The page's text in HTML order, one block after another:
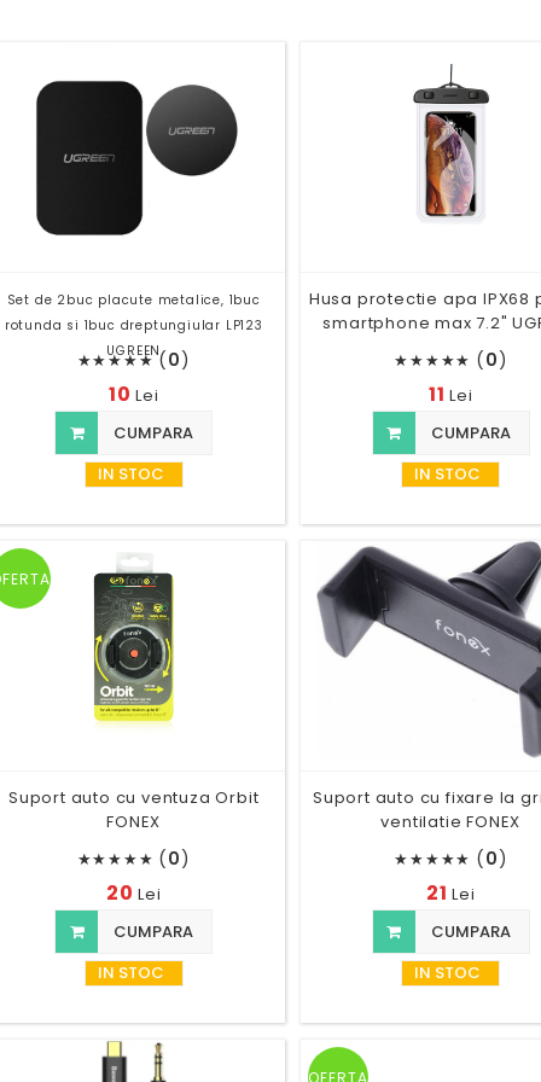
Set de 2buc placute metalice, 1buc
rotunda si 1buc dreptungiular LP123
UGREEN
★★★★★ (0)
10Lei
CUMPARA
IN STOC
Husa protectie apa IPX68
smartphone max 7.2"
★★★★★ (0)
11Lei
CUMPARA
IN STOC
Suport auto cu ventuza Orbit
FONEX
★★★★★ (0)
20Lei
CUMPARA
IN STOC
Suport auto cu fixare la
ventilatie FONEX
★★★★★ (0)
21Lei
CUMPARA
IN STOC
OFERTA